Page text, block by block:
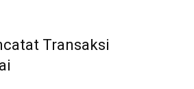
Transaksi